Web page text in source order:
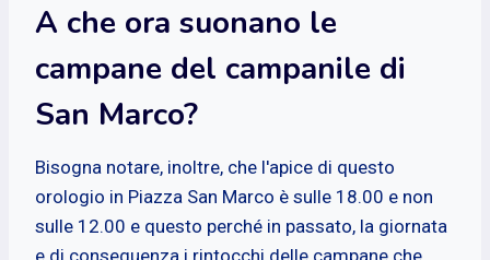
A che ora suonano le
campane del campanile di
San Marco?
Bisogna notare, inoltre, che l'apice di questo
orologio in Piazza San Marco è sulle 18.00 e non
sulle 12.00 e questo perché in passato, la giornata
e di conseguenza i rintocchi delle campane che